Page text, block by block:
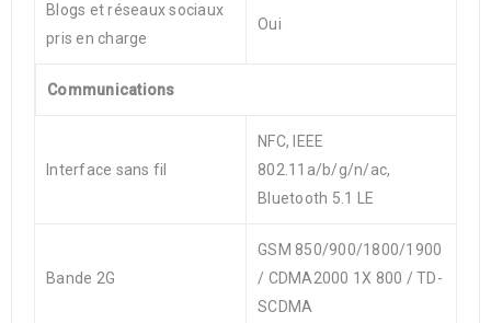
Blogs et réseaux sociaux
pris en charge
Oui
Communications
Interface sans fil
NFC, IEEE
802.11a/b/g/n/ac,
Bluetooth 5.1 LE
Bande 2G
GSM 850/900/1800/1900
/ CDMA2000 1X 800 / TD-
SCDMA